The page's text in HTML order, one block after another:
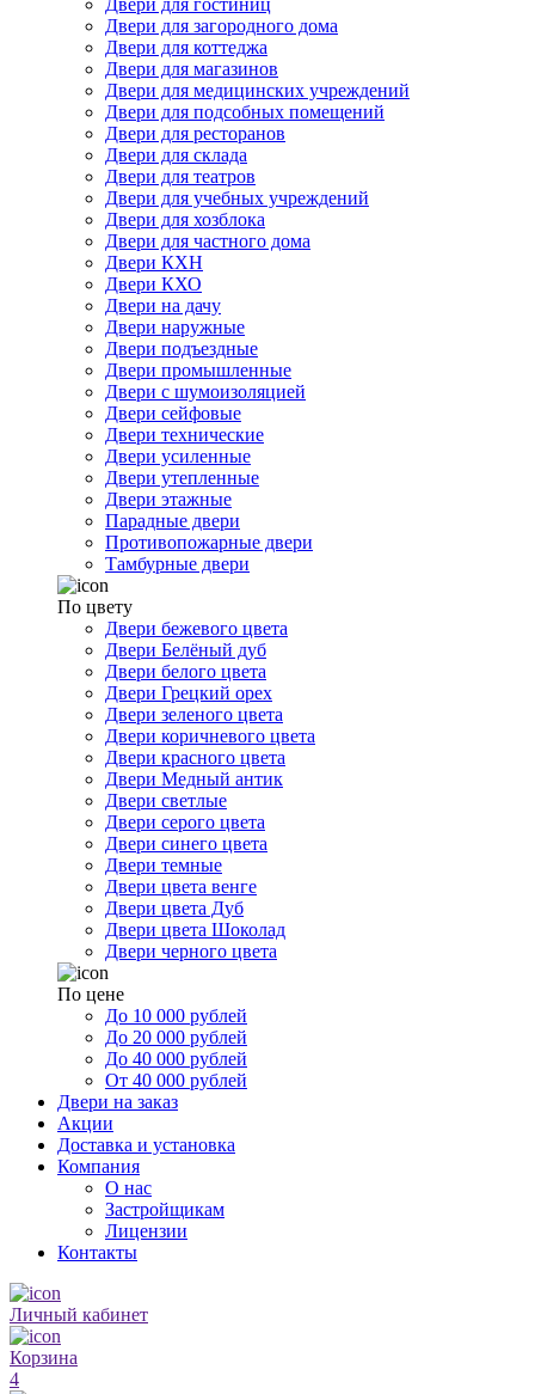
Двери для гостиниц
Двери для загородного дома
Двери для коттеджа
Двери для магазинов
Двери для медицинских учреждений
Двери для подсобных помещений
Двери для ресторанов
Двери для склада
Двери для театров
Двери для учебных учреждений
Двери для хозблока
Двери для частного дома
Двери КХН
Двери КХО
Двери на дачу
Двери наружные
Двери подъездные
Двери промышленные
Двери с шумоизоляцией
Двери сейфовые
Двери технические
Двери усиленные
Двери утепленные
Двери этажные
Парадные двери
Противопожарные двери
Тамбурные двери
По цвету
Двери бежевого цвета
Двери Белёный дуб
Двери белого цвета
Двери Грецкий орех
Двери зеленого цвета
Двери коричневого цвета
Двери красного цвета
Двери Медный антик
Двери светлые
Двери серого цвета
Двери синего цвета
Двери темные
Двери цвета венге
Двери цвета Дуб
Двери цвета Шоколад
Двери черного цвета
По цене
До 10 000 рублей
До 20 000 рублей
До 40 000 рублей
От 40 000 рублей
Двери на заказ
Акции
Доставка и установка
Компания
О нас
Застройщикам
Лицензии
Контакты
Личный кабинет
Корзина
4